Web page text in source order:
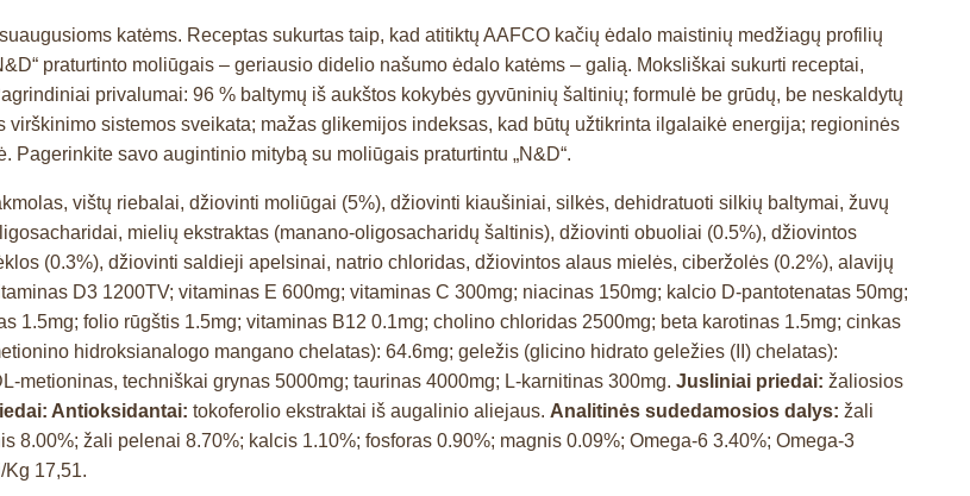
katėms. Receptas sukurtas taip, kad atitiktų AAFCO kačių ėdalo maistinių medžiagų profilių
praturtinto moliūgais – geriausio didelio našumo ėdalo katėms – galią. Moksliškai sukurti receptai,
privalumai: 96 % baltymų iš aukštos kokybės gyvūninių šaltinių; formulė be grūdų, be neskaldytų
sistemos sveikata; mažas glikemijos indeksas, kad būtų užtikrinta ilgalaikė energija; regioninės
savo augintinio mitybą su moliūgais praturtintu „N&D“.
vištų riebalai, džiovinti moliūgai (5%), džiovinti kiaušiniai, silkės, dehidratuoti silkių baltymai, žuvų
mielių ekstraktas (manano-oligosacharidų šaltinis), džiovinti obuoliai (0.5%), džiovintos
(0.3%), džiovinti saldieji apelsinai, natrio chloridas, džiovintos alaus mielės, ciberžolės (0.2%), alavijų
D3 1200TV; vitaminas E 600mg; vitaminas C 300mg; niacinas 150mg; kalcio D-pantotenatas 50mg;
1.5mg; folio rūgštis 1.5mg; vitaminas B12 0.1mg; cholino chloridas 2500mg; beta karotinas 1.5mg; cinkas
hidroksianalogo mangano chelatas): 64.6mg; geležis (glicino hidrato geležies (II) chelatas):
metioninas, techniškai grynas 5000mg; taurinas 4000mg; L-karnitinas 300mg. Jusliniai priedai: žaliosios
Antioksidantai: tokoferolio ekstraktai iš augalinio aliejaus. Analitinės sudedamosios dalys: žali
8.00%; žali pelenai 8.70%; kalcis 1.10%; fosforas 0.90%; magnis 0.09%; Omega-6 3.40%; Omega-3
Kg 17,51.